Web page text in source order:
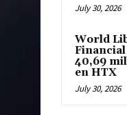
July 30, 2026
World
40,69
en HTX
July 30, 2026